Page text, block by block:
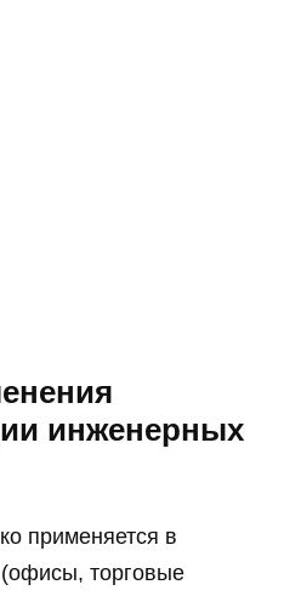
инженерных
применяется в
торговые